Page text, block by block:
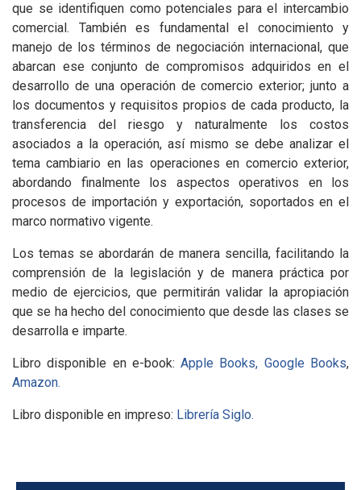
que se identifiquen como potenciales para el intercambio
comercial. También es fundamental el conocimiento y
manejo de los términos de negociación internacional, que
abarcan ese conjunto de compromisos adquiridos en el
desarrollo de una operación de comercio exterior; junto a
los documentos y requisitos propios de cada producto, la
transferencia del riesgo y naturalmente los costos
asociados a la operación, así mismo se debe analizar el
tema cambiario en las operaciones en comercio exterior,
abordando finalmente los aspectos operativos en los
procesos de importación y exportación, soportados en el
marco normativo vigente.
Los temas se abordarán de manera sencilla, facilitando la
comprensión de la legislación y de manera práctica por
medio de ejercicios, que permitirán validar la apropiación
que se ha hecho del conocimiento que desde las clases se
desarrolla e imparte.
Libro disponible en e-book:Apple Books, Google Books,
Amazon.
Libro disponible en impreso: Librería Siglo.